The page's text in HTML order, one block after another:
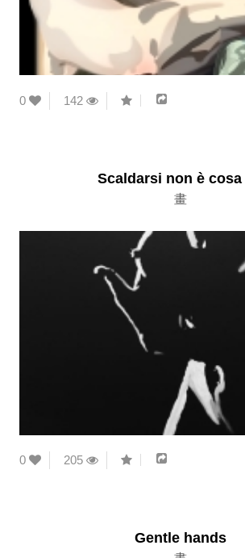
0 142
Scaldarsi non è cosa
畫
0 205
Gentle hands